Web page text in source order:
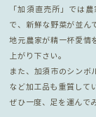
「加須直売所」では
で、新鮮な野菜が並ん
地元農家が精一杯愛情
上がり下さい。
また、加須市のシンボ
など加工品も重質して
ぜひ一度、足を運んで